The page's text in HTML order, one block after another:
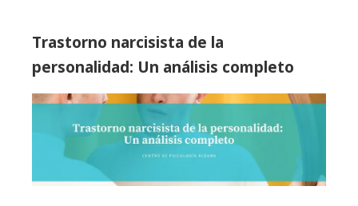
Trastorno narcisista de la
personalidad: Un análisis completo